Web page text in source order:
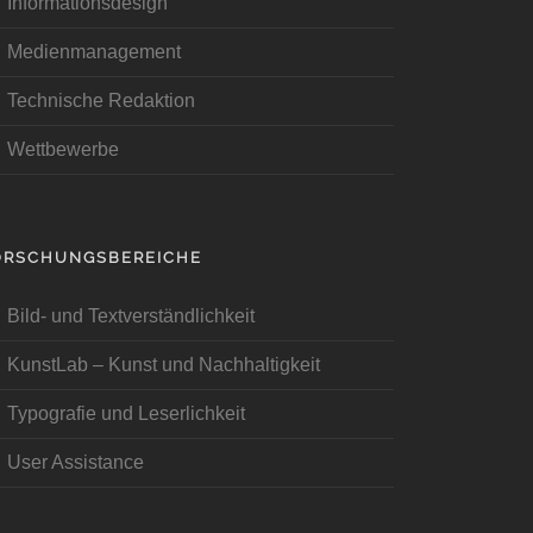
Medienmanagement
Technische Redaktion
Wettbewerbe
Bild- und Textverständlichkeit
KunstLab – Kunst und Nachhaltigkeit
Typografie und Leserlichkeit
User Assistance